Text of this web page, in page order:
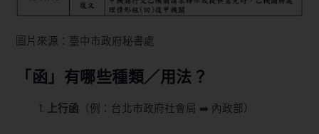
圖片來源：臺中市政府秘書處
「函」有哪些種類／用法？
上行函 （例：台北市政府社會局 ➡️ 內政部）